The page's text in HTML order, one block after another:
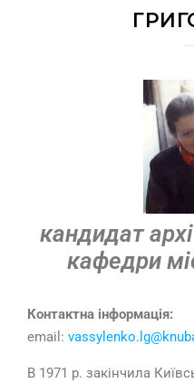
кандидат
кафедри
Контактна інформація:
email:
В 1971 р. закінчила